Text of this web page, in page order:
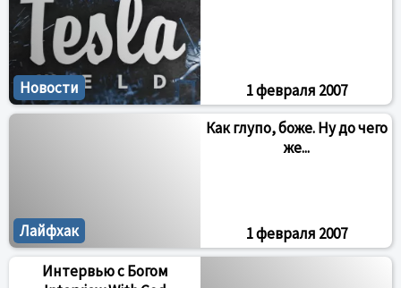
Новости 1 февраля 2007
Лайфхак
Как глупо, боже. Ну до чего
же...
1 февраля 2007
Интервью с Богом